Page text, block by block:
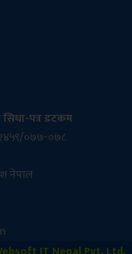
सिधा-पत्र डटकम
०७७-०७८
नेपाल